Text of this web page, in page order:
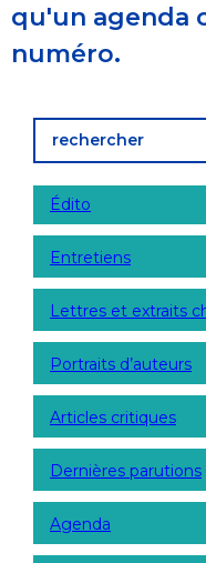
qu'un agenda
numéro.
Édito
Entretiens
Lettres et extraits
Portraits d’auteurs
Articles critiques
Dernières parutions
Agenda